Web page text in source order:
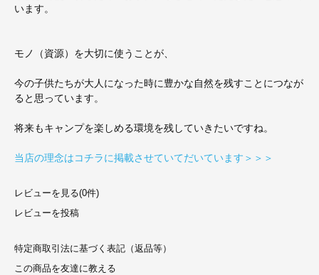
います。
モノ（資源）を大切に使うことが、
今の子供たちが大人になった時に豊かな自然を残すことにつなが
ると思っています。
将来もキャンプを楽しめる環境を残していきたいですね。
当店の理念はコチラに掲載させていてだいています＞＞＞
レビューを見る(0件)
レビューを投稿
特定商取引法に基づく表記（返品等）
この商品を友達に教える